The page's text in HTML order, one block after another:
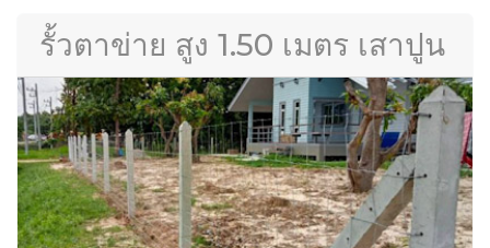
รั้วตาข่าย สูง 1.50 เมตร เสาปูน